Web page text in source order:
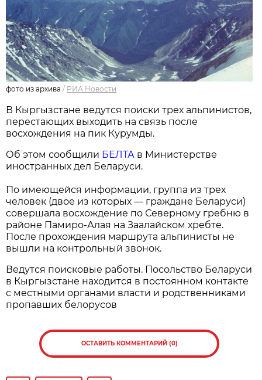
фото из архива / РИА Новости
В Кыргызстане ведутся поиски трех альпинистов,
перестающих выходить на связь после
восхождения на пик Курумды.
Об этом сообщили БЕЛТА в Министерстве
иностранных дел Беларуси.
По имеющейся информации, группа из трех
человек (двое из которых — граждане Беларуси)
совершала восхождение по Северному гребню в
районе Памиро-Алая на Заалайском хребте.
После прохождения маршрута альпинисты не
вышли на контрольный звонок.
Ведутся поисковые работы. Посольство Беларуси
в Кыргызстане находится в постоянном контакте
с местными органами власти и родственниками
пропавших белорусов
ОСТАВИТЬ КОММЕНТАРИЙ (0)